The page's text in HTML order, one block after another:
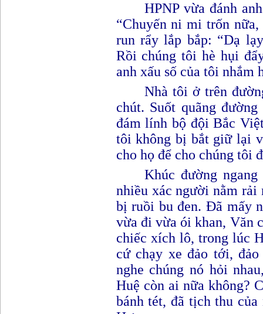
HPNP vừa đánh
“Chuyến ni mi trốn
run rẩy lắp bắp: “Dạ
Rồi chúng tôi hè hụi
anh xấu số của tôi nhắm
Nhà tôi ở trên
chút. Suốt quãng
đám lính bộ đội Bắc
tôi không bị bắt giữ lại
cho họ để cho chúng tôi
Khúc đường
nhiều xác người nằm rải
bị ruồi bu đen. Đã mấy
vừa đi vừa ói khan, Văn
chiếc xích lô, trong lúc
cứ chạy xe đảo tới,
nghe chúng nó hỏi
Huệ còn ai nữa không?
bánh tét, đã tịch thu